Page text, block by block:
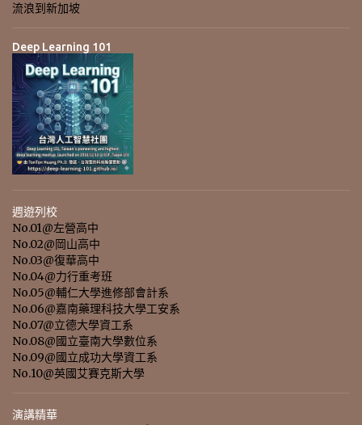
流浪到新加坡
Deep Learning 101
週遊列校
No.01@左營高中
No.02@岡山高中
No.03@復華高中
No.04@力行重考班
No.05@輔仁大學進修部會計系
No.06@嘉南藥理科技大學工安系
No.07@立德大學資工系
No.08@國立臺南大學數位系
No.09@國立成功大學資工系
No.10@英國艾賽克斯大學
演講精華